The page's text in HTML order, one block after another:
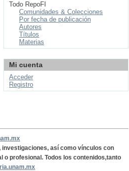
Todo RepoFI
Comunidades & Colecciones
Por fecha de publicación
Autores
Títulos
Materias
Mi cuenta
Acceder
Registro
investigaciones, así como vínculos con
o profesional. Todos los contenidos,tanto